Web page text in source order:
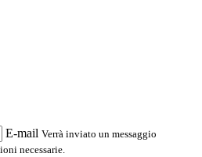
E-mail Verrà inviato un messaggio
necessarie.